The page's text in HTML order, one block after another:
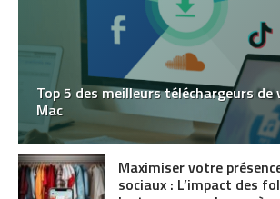
Top 5 des meilleurs téléchargeurs de
Mac
Maximiser votre
sociaux : L’impact des